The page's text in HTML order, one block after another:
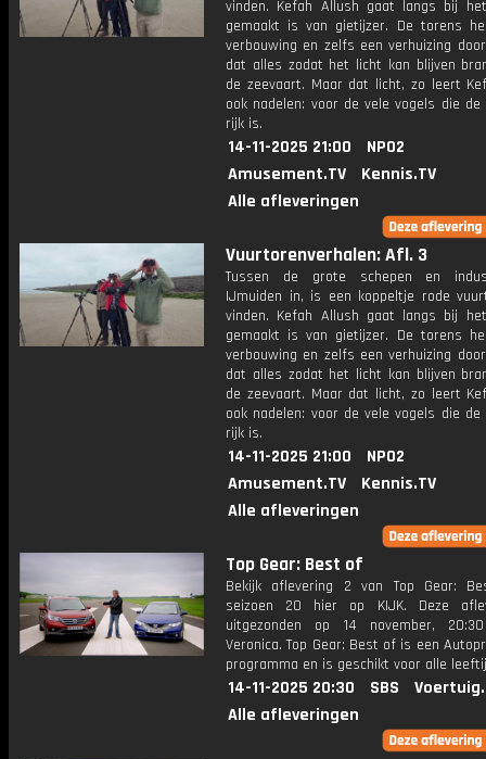
vinden. Kefah Allush gaat langs bij
gemaakt is van gietijzer. De torens
verbouwing en zelfs een verhuizing
dat alles zodat het licht kan blijven
de zeevaart. Maar dat licht, zo leert
ook nadelen: voor de vele vogels die de
rijk is.
14-11-2025 21:00
NPO2
Amusement.TV
Kennis.TV
Alle afleveringen
Vuurtorenverhalen: Afl. 3
Tussen de grote schepen en
IJmuiden in, is een koppeltje rode
vinden. Kefah Allush gaat langs bij
gemaakt is van gietijzer. De torens
verbouwing en zelfs een verhuizing
dat alles zodat het licht kan blijven
de zeevaart. Maar dat licht, zo leert
ook nadelen: voor de vele vogels die de
rijk is.
14-11-2025 21:00
NPO2
Amusement.TV
Kennis.TV
Alle afleveringen
Top Gear: Best of
Bekijk aflevering 2 van Top Gear:
seizoen 20 hier op KIJK. Deze
uitgezonden op 14 november,
Veronica. Top Gear: Best of is een
programma en is geschikt voor alle
14-11-2025 20:30 SBS
Alle afleveringen